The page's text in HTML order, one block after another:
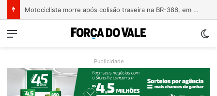
Motociclista morre após colisão traseira na BR-386, em Triunfo
Menu
Publicidade